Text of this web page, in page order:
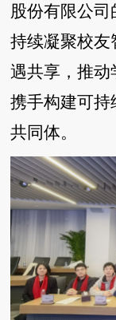
股份有限公
持续凝聚校
遇共享，推动
携手构建可持
共同体。